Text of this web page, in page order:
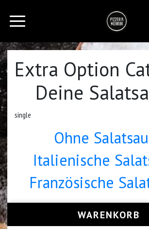
Extra Option
Deine
single
Ohne
Italienische
Französische
WARENKORB